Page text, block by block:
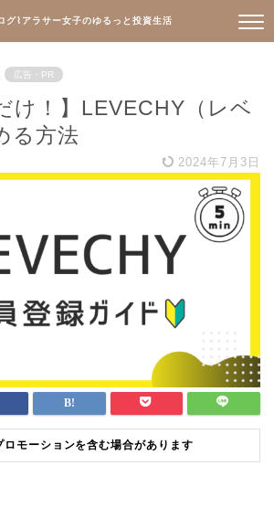
グ⌇アラサー女子のゆるっと投資生活
広告・PR
け！】LEVECHY（レベ
る方法
2024年7月3日
ロモーションを含む場合があります